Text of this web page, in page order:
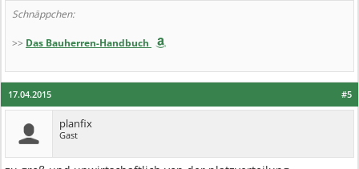
Schnäppchen:
>> Das Bauherren-Handbuch
#5
17.04.2015
planfix
Gast